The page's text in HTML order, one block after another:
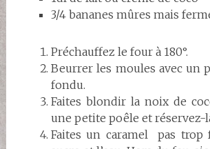
3/4 bananes mûres mais
Préchauffez le four à 180°.
Beurrer les moules avec un
fondu.
Faites blondir la noix de
une petite poêle et réservez-
Faites un caramel pas trop